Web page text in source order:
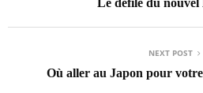
NEXT POST
Où aller au Japon pour